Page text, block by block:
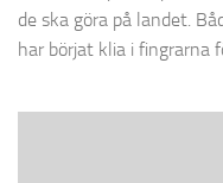
de ska göra på landet.
har börjat klia i fingrarna